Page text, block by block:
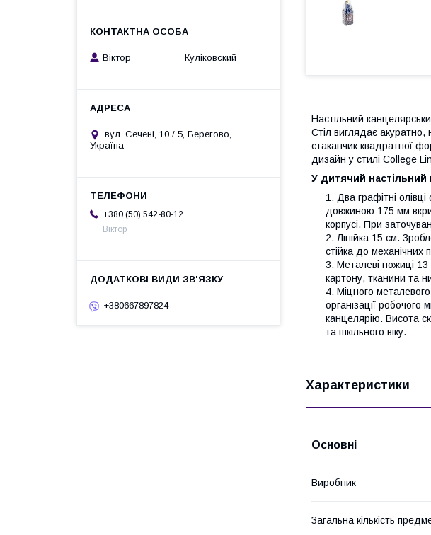
Настільний
Стіл виглядає
стаканчик квадратної
дизайн у стилі College
У дитячий настільний
Два графітні
довжиною 175 мм
корпусі. При
Лінійка 15 см.
стійка до механічних
Металеві ножиці 13
картону, тканини та
Міцного
організації
канцелярію. Висота
та шкільного віку.
Характеристики
Основні
Виробник
Загальна кількість
Віктор Куліковский
вул. Сечені, 10 / 5, Берегово,
Україна
+380 (50) 542-80-12
Віктор
+380667897824